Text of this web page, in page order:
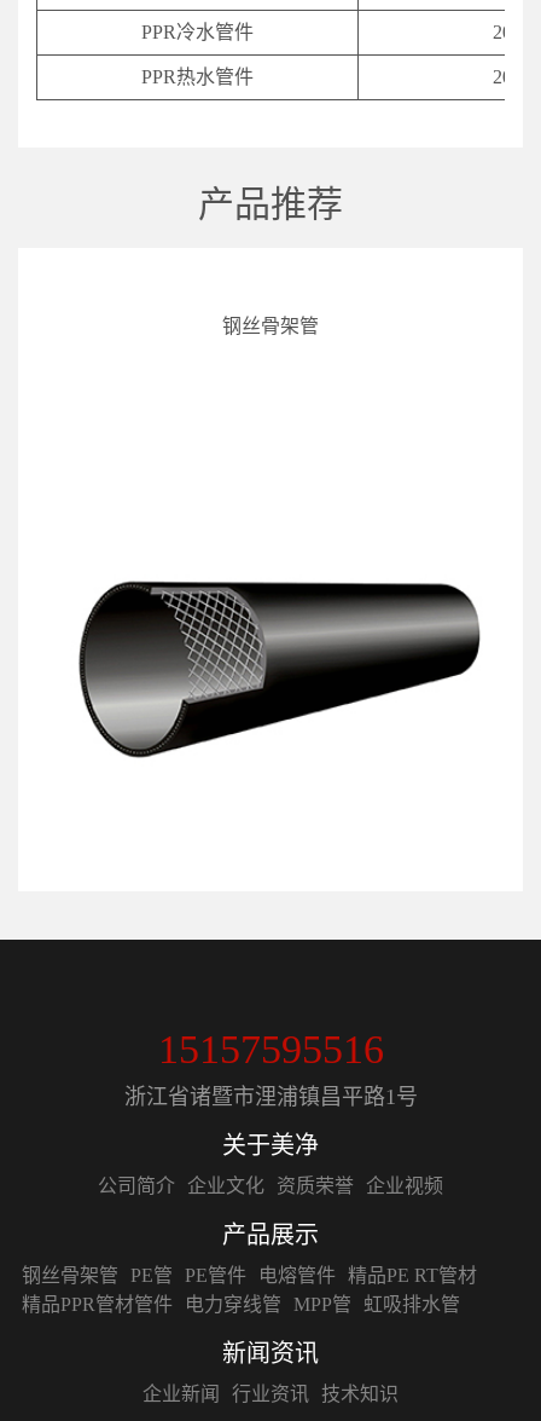
PPR冷水管件 20-
PPR热水管件 20-
产品推荐
钢丝骨架管
15157595516
浙江省诸暨市浬浦镇昌平路1号
关于美净
公司简介 企业文化 资质荣誉 企业视频
产品展示
钢丝骨架管 PE管 PE管件 电熔管件 精品PE RT管材
精品PPR管材管件
电力穿线管 MPP管 虹吸排水管
新闻资讯
企业新闻 行业资讯 技术知识